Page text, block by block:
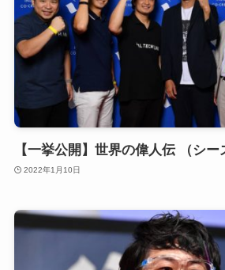
【一挙公開】世界の偉人伝 （シー
2022年1月10日